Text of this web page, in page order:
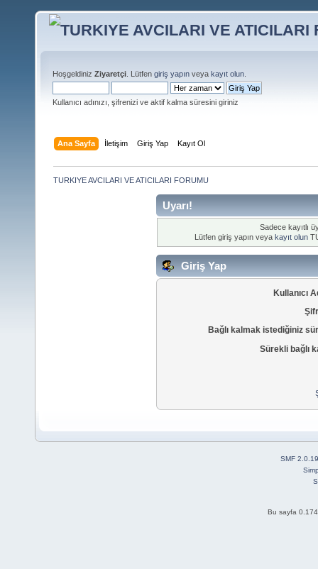
Hoşgeldiniz Ziyaretçi . Lütfen giriş yapın veya kayıt olun
Kullanıcı adınızı, şifrenizi ve aktif kalma süresini giriniz
Ana Sayfa İletişim Giriş Yap Kayıt Ol
TURKIYE AVCILARI VE ATICILARI FORUMU
Uyarı!
Sadece kayıtlı
Lütfen giriş yapın veya kayıt olun
Giriş Yap
Kullanıcı
Bağlı kalmak istediğiniz
Sürekli bağlı
SMF 2.0.19
Bu sayfa